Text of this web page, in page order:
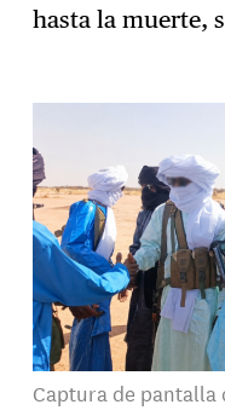
hasta la muerte,
Captura de